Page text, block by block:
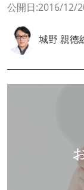
公開日:2016/
城野 親徳